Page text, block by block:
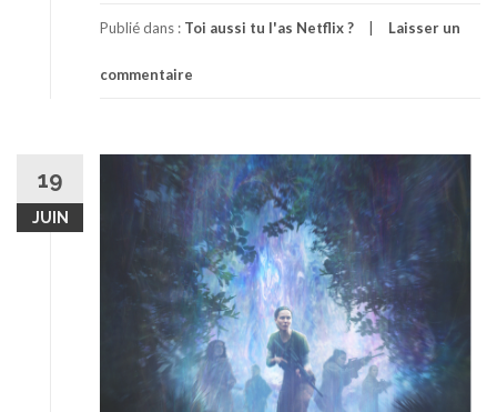
Publié dans : Toi aussi tu l'as Netflix ? Laisser un
commentaire
19
JUIN